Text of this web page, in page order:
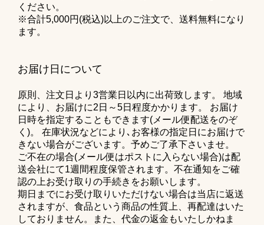
ください。
※合計5,000円(税込)以上のご注文で、送料無料になり
ます。
お届け日について
原則、注文日より3営業日以内に出荷致します。 地域
により、お届けに2日～5日程度かかります。 お届け
日時を指定することもできます(メール便配送をのぞ
く)。 在庫状況などにより､お客様の指定日にお届けで
きない場合がございます。予めご了承下さいませ。
ご不在の場合(メール便はポストに入らない場合)は配
送会社にて1週間程度保管されます。不在通知をご確
認の上お受け取りの手続きをお願いします。
期日までにお受け取りいただけない場合は当店に返送
されますが、食品という商品の性質上、再配達はいた
しておりません。また、代金の返金もいたしかねま